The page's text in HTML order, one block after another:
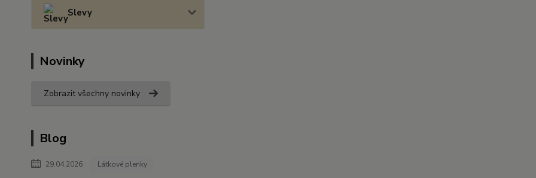
Slevy
Novinky
Zobrazit všechny novinky
Blog
29.04.2026 Látkové plenky